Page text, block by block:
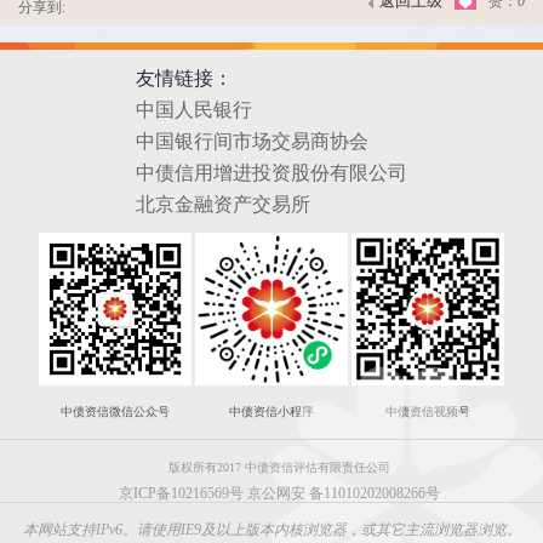
分享到:
友情链接：
中国人民银行
中国银行间市场交易商协会
中债信用增进投资股份有限公司
北京金融资产交易所
中债资信微信公众号 中债资信小程序 中债资信视频号
版权所有2017 中债资信评估有限责任公司
京ICP备10216569号 京公网安 备11010202008266号
本网站支持IPv6。请使用IE9及以上版本内核浏览器，或其它主流浏览器浏览。